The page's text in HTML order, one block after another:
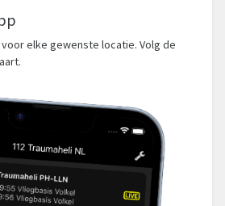
elke gewenste locatie. Volg de